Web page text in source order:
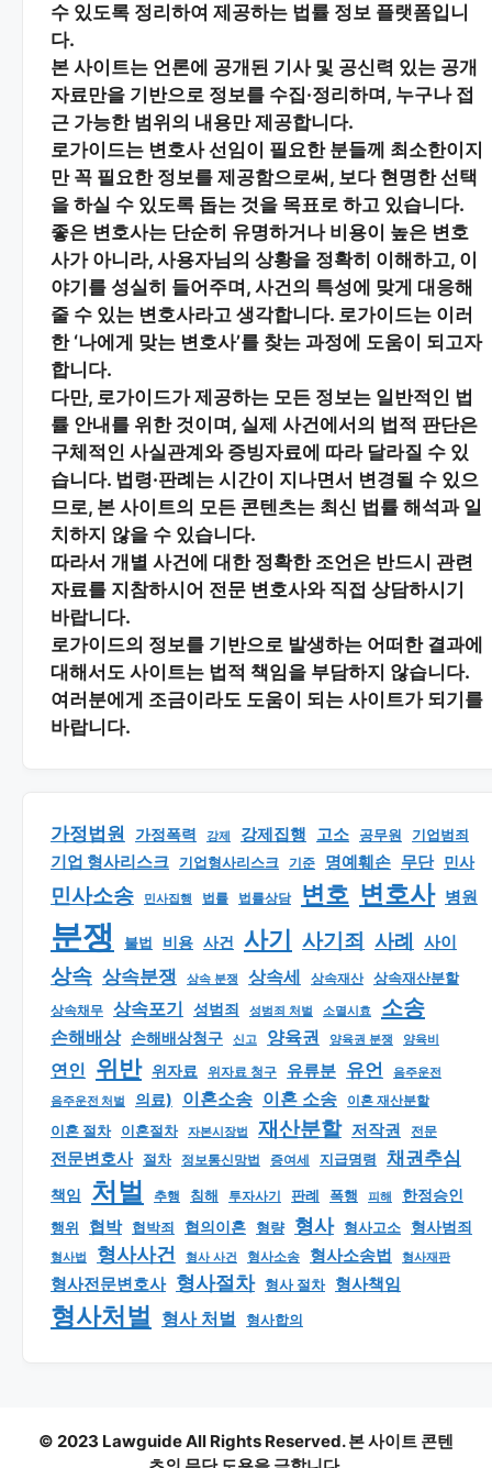
수 있도록 정리하여 제공하는 법률 정보 플랫폼입니
다.
본 사이트는 언론에 공개된 기사 및 공신력 있는 공개
자료만을 기반으로 정보를 수집·정리하며, 누구나 접
근 가능한 범위의 내용만 제공합니다.
로가이드는 변호사 선임이 필요한 분들께 최소한이지
만 꼭 필요한 정보를 제공함으로써, 보다 현명한 선택
을 하실 수 있도록 돕는 것을 목표로 하고 있습니다.
좋은 변호사는 단순히 유명하거나 비용이 높은 변호
사가 아니라, 사용자님의 상황을 정확히 이해하고, 이
야기를 성실히 들어주며, 사건의 특성에 맞게 대응해
줄 수 있는 변호사라고 생각합니다. 로가이드는 이러
한 ‘나에게 맞는 변호사’를 찾는 과정에 도움이 되고자
합니다.
다만, 로가이드가 제공하는 모든 정보는 일반적인 법
률 안내 를 위한 것이며, 실제 사건에서의 법적 판단은
구체적인 사실관계와 증빙자료에 따라 달라질 수 있
습니다. 법령·판례는 시간이 지나면서 변경될 수 있으
므로, 본 사이트의 모든 콘텐츠는 최신 법률 해석과 일
치하지 않을 수 있습니다.
따라서 개별 사건에 대한 정확한 조언은 반드시 관련
자료를 지참하시어 전문 변호사와 직접 상담하시기
바랍니다.
로가이드의 정보를 기반으로 발생하는 어떠한 결과에
대해서도 사이트는 법적 책임을 부담하지 않습니다.
여러분에게 조금이라도 도움이 되는 사이트가 되기를
바랍니다.
가정법원 가정폭력 강제 강제집행 고소 공무원 기업범죄
기업 형사리스크 기업형사리스크 기준 명예훼손 무단 민사
민사소송 민사집행 법률 법률상담 변호 변호사 병원
분쟁 불법 비용 사건 사기 사기죄 사례 사이
상속 상속분쟁 상속 분쟁 상속세 상속재산 상속재산분할
상속채무 상속포기 성범죄 성범죄 처벌 소멸시효 소송
손해배상 손해배상청구 신고 양육권 양육권 분쟁 양육비
연인 위반 위자료 위자료 청구 유류분 유언 음주운전
음주운전 처벌 의료) 이혼소송 이혼 소송 이혼 재산분할
이혼 절차 이혼절차 자본시장법 재산분할 저작권 전문
전문변호사 절차 정보통신망법 증여세 지급명령 채권추심
책임 처벌 추행 침해 투자사기 판례 폭행 피해 한정승인
행위 협박 협박죄 협의이혼 형량 형사 형사고소 형사범죄
형사법 형사사건 형사 사건 형사소송 형사소송법 형사재판
형사전문변호사 형사절차 형사 절차 형사책임
형사처벌 형사 처벌 형사합의
© 2023 Lawguide All Rights Reserved. 본 사이트 콘텐